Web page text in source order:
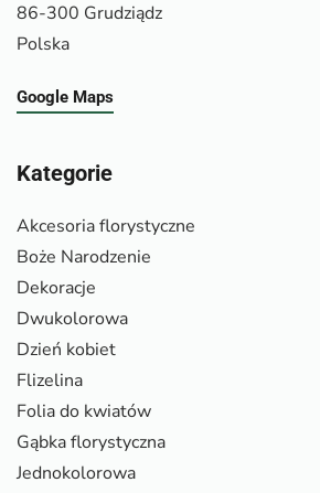
86-300 Grudziądz
Polska
Google Maps
Kategorie
Akcesoria florystyczne
Boże Narodzenie
Dekoracje
Dwukolorowa
Dzień kobiet
Flizelina
Folia do kwiatów
Gąbka florystyczna
Jednokolorowa